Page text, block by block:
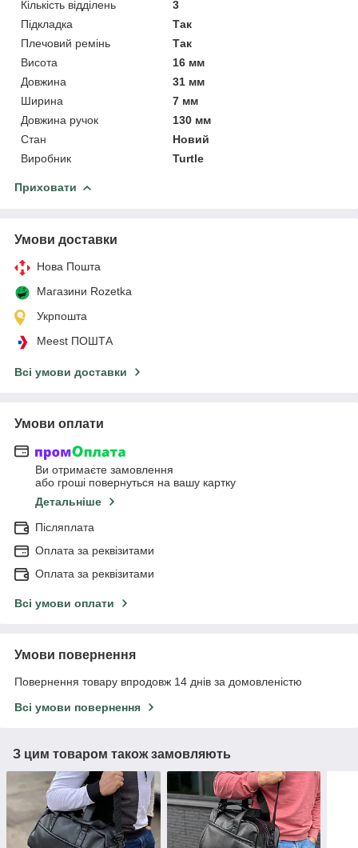
Кількість відділень
3
Підкладка
Так
Плечовий ремінь
Так
Висота
16 мм
Довжина
31 мм
Ширина
7 мм
Довжина ручок
130 мм
Стан
Новий
Виробник
Turtle
Приховати
Умови доставки
Нова Пошта
Магазини Rozetka
Укрпошта
Meest ПОШТА
Всі умови доставки
Умови оплати
Ви отримаєте замовлення
або гроші повернуться на вашу картку
Детальніше
Післяплата
Оплата за реквізитами
Оплата за реквізитами
Всі умови оплати
Умови повернення
Повернення товару впродовж 14 днів за домовленістю
Всі умови повернення
З цим товаром також замовляють